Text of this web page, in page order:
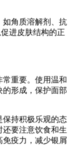
如角质溶解剂、抗
进皮肤结构的正
重要。使用温和
的形成，保护面部
保持积极乐观的态
还要注意饮食和生
疫力，减少银屑